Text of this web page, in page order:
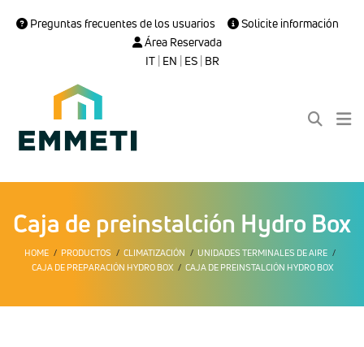
Preguntas frecuentes de los usuarios
Solicite información
Área Reservada
IT| EN | ES| BR
Caja de preinstalción Hydro Box
HOME PRODUCTOS CLIMATIZACIÓN
UNIDADES TERMINALES DE AIRE
CAJA DE PREPARACIÓN HYDRO BOX
CAJA DE PREINSTALCIÓN HYDRO BOX